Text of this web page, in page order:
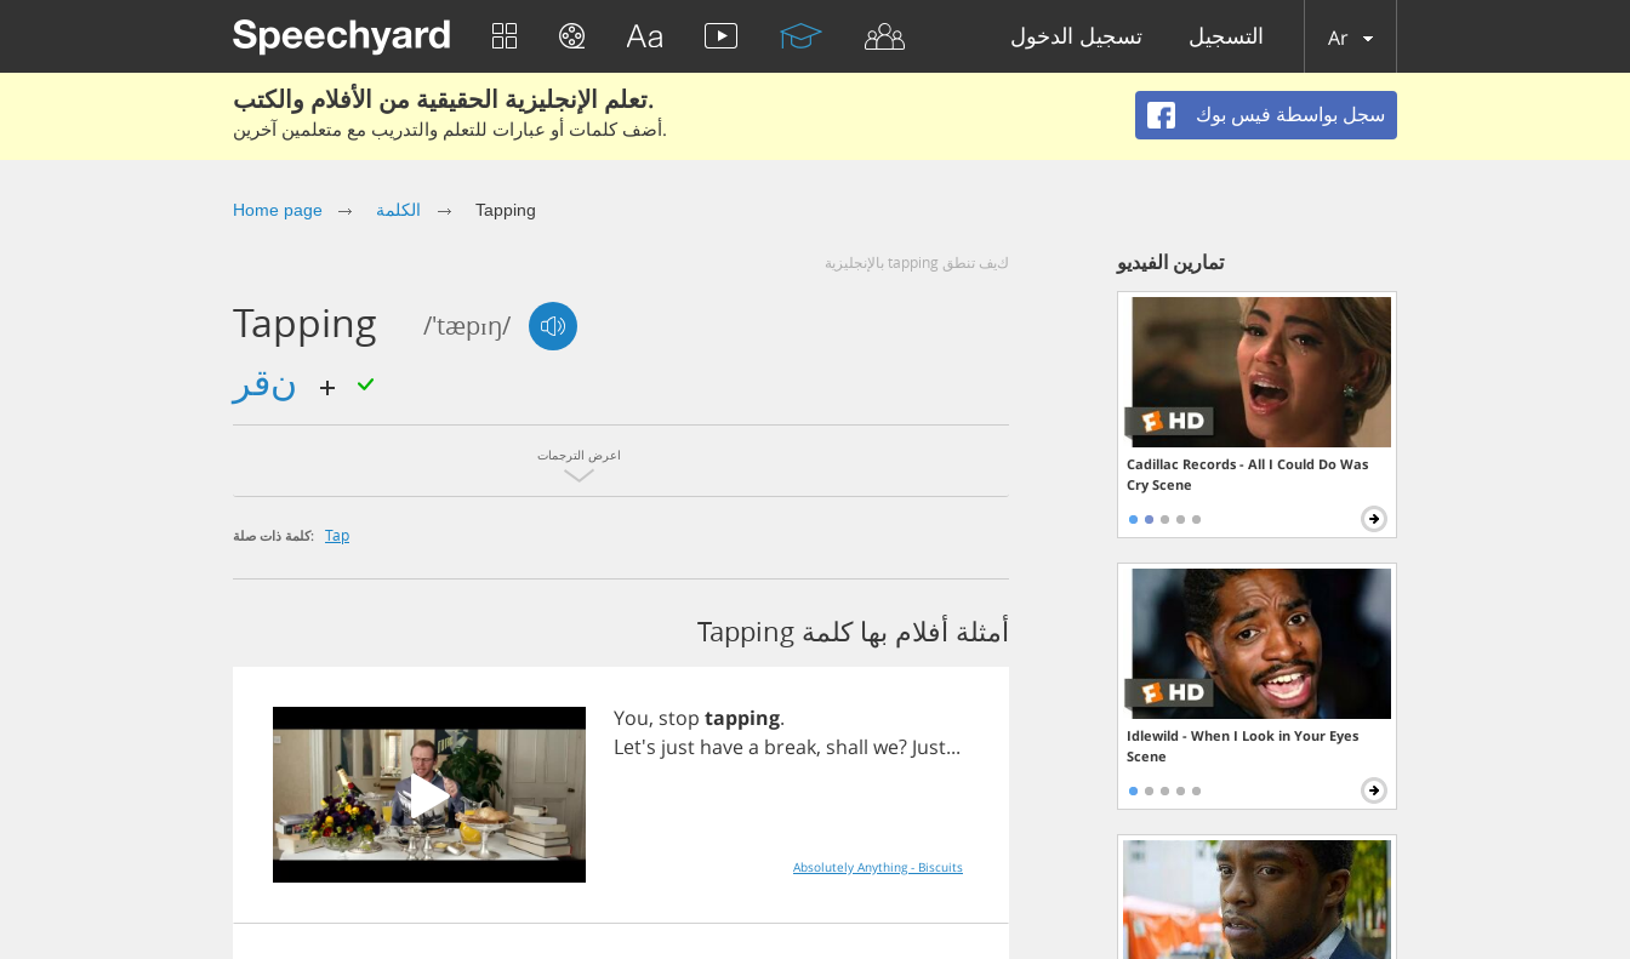
تسجيل الدخول التسجيل Ar
تعلم الإنجليزية الحقيقية من الأفلام والكتب.
أضف كلمات أو عبارات للتعلم والتدريب مع متعلمين آخرين.
سجل بواسطة فيس بوك
Home page الكلمة Tapping
كيف تنطق tapping بالإنجليزية
Tapping /'tæpɪŋ/
اعرض الترجمات
كلمة ذات صلة: Tap
أمثلة أفلام بها كلمة Tapping
You, stop tapping.
Let's just havea break, shall we? Just...
Absolutely Anything - Biscuits
تمارين الفيديو
Cadillac Records - All I Could Do Was
Cry Scene
Idlewild - When I Look in Your Eyes
Scene